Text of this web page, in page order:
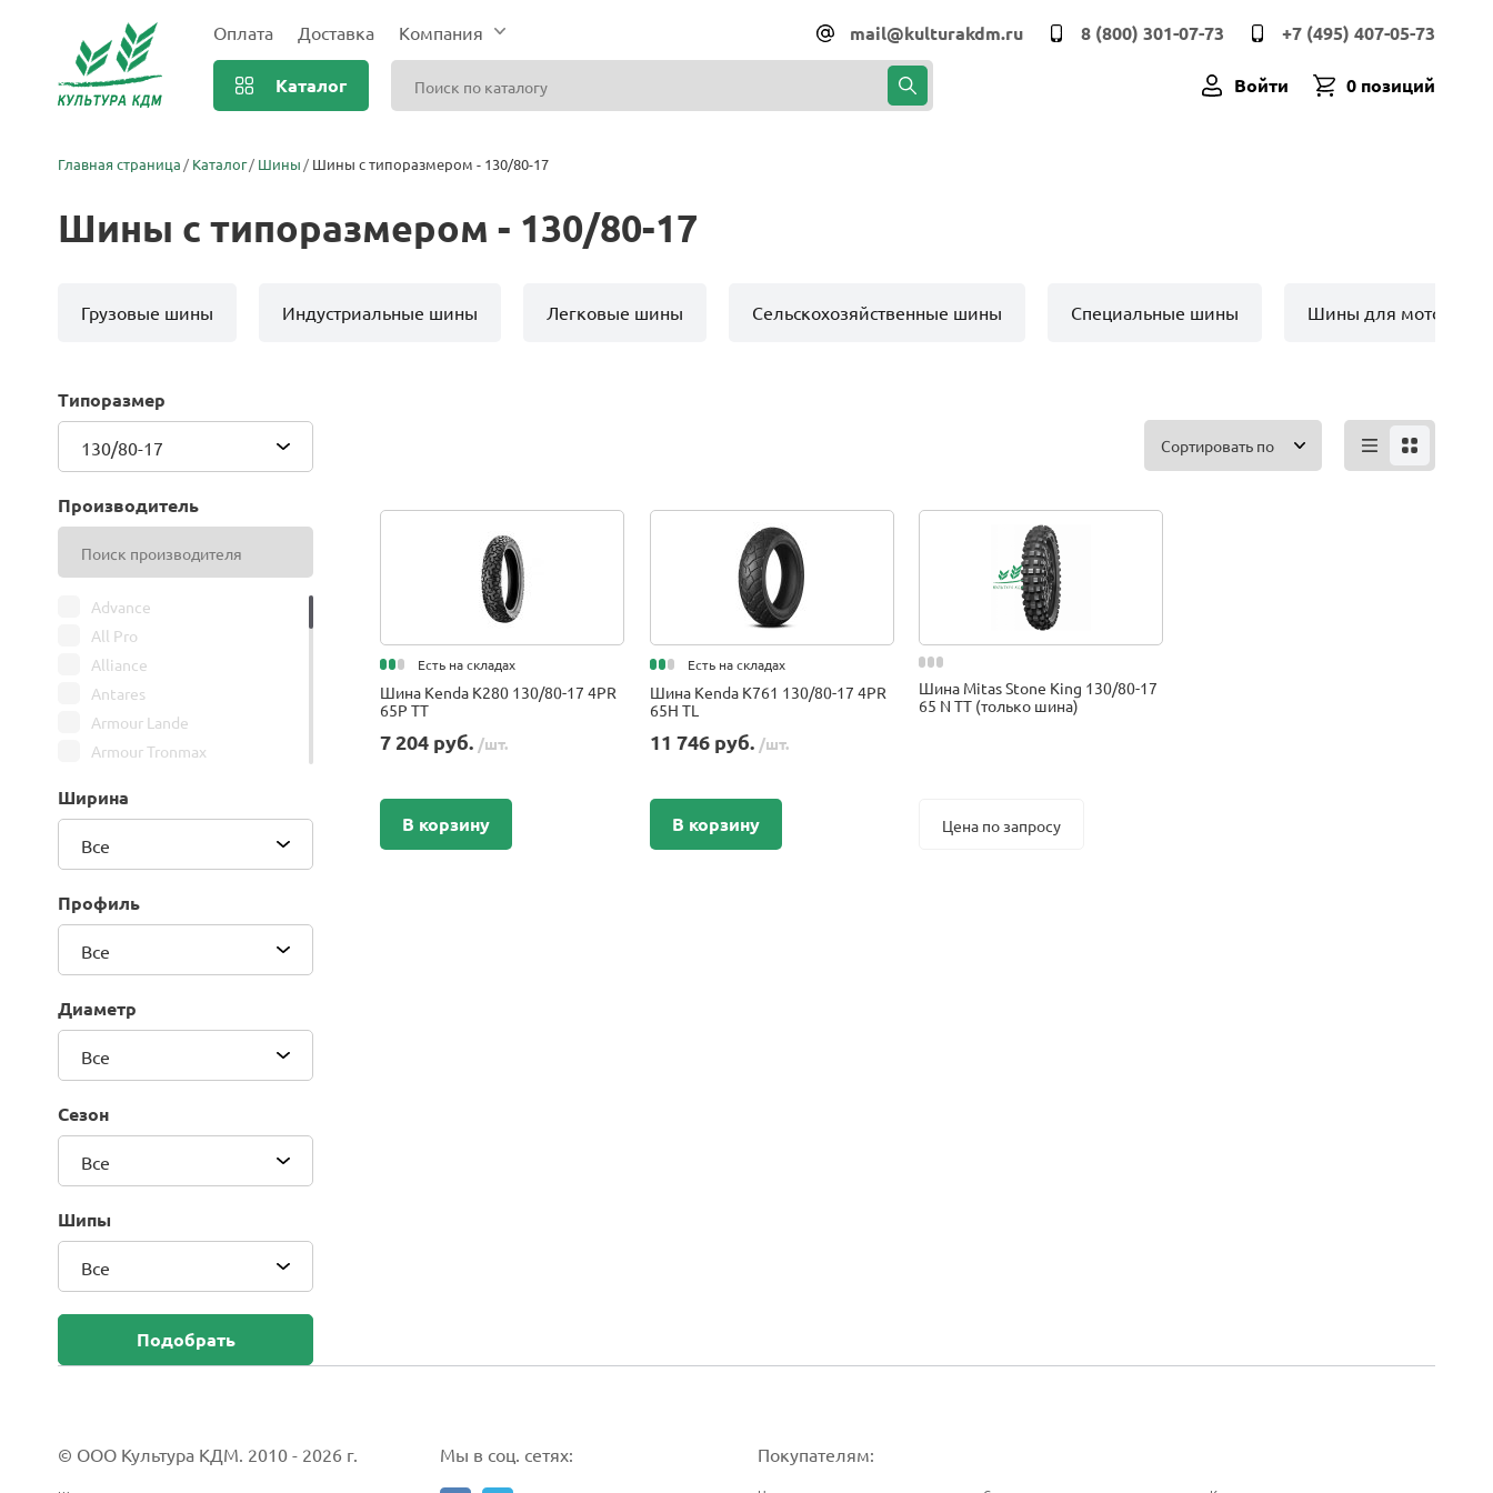
Оплата Доставка Компания +7 (495) 407-05-73
8 (800) 301-07-73
mail@kulturakdm.ru
Каталог 0 позиций
Войти
Главная страница Каталог Шины Шины с типоразмером - 130/80-17
Шины с типоразмером - 130/80-17
Грузовые шины Индустриальные шины Легковые шины Сельскохозяйственные шины Специальные шины Шины для мото
Типоразмер
130/80-17
Производитель
Advance
All Pro
Alliance
Antares
Armour Lande
Armour Tronmax
ATIRE
Bars
Belshina
BFGoodrich
BK Trailer
BKT
Camso (Solideal)
CEAT
Composit
Continental
Cordiant
CrossWind
Ширина
Все
Профиль
Все
Диаметр
Все
Сезон
Все
Шипы
Все
Подобрать
Сортировать по
Есть на складах
Шина Kenda K280 130/80-17 4PR
65P TT
7 204 руб. /шт.
В корзину
Есть на складах
Шина Kenda K761 130/80-17 4PR
65H TL
11 746 руб. /шт.
В корзину
Шина Mitas Stone King 130/80-17
65 N TT (только шина)
Цена по запросу
© ООО Культура КДМ. 2010 - 2026 г. Мы в соц. сетях: Покупателям: